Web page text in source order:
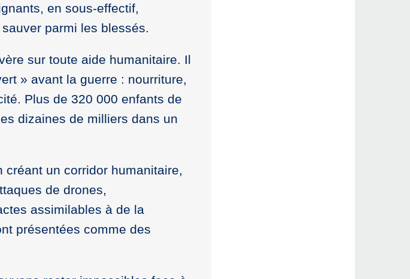
en sous-effectif,
parmi les blessés.
sur toute aide humanitaire. Il
» avant la guerre : nourriture,
Plus de 320 000 enfants de
dizaines de milliers dans un
un corridor humanitaire,
de drones,
assimilables à de la
présentées comme des